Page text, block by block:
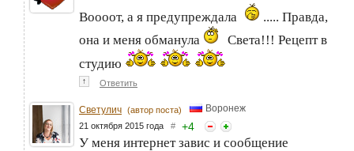
Воооот, а я предупреждала
..... Правда,
она и меня обманула
Света!!! Рецепт в
студию
↑ Ответить
Светулич (автор поста) Воронеж
21 октября 2015 года # +4
У меня интернет завис и сообщение